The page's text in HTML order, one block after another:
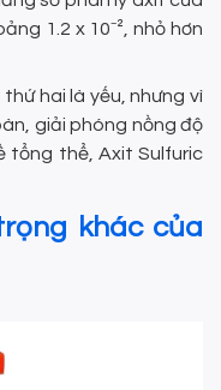
1.2 x 10⁻², nhỏ hơn
hai là yếu, nhưng vì
giải phóng nồng độ
tổng thể, Axit Sulfuric
khác của